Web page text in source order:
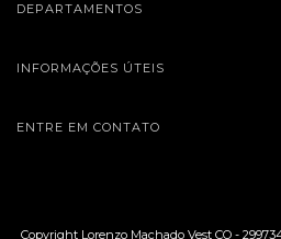
DEPARTAMENTOS
INFORMAÇÕES ÚTEIS
ENTRE EM CONTATO
Copyright Lorenzo Machado Vest CO -